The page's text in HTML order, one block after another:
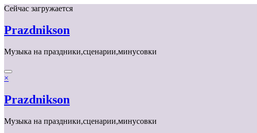
Перейти
содержимому
Сейчас загружается
Prazdnikson
Музыка на праздники,сценарии,минусовки
×
Prazdnikson
Музыка на праздники,сценарии,минусовки